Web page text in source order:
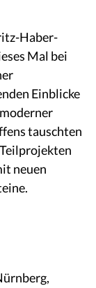
Haber-
Mal bei
Einblicke
tauschten
neuen